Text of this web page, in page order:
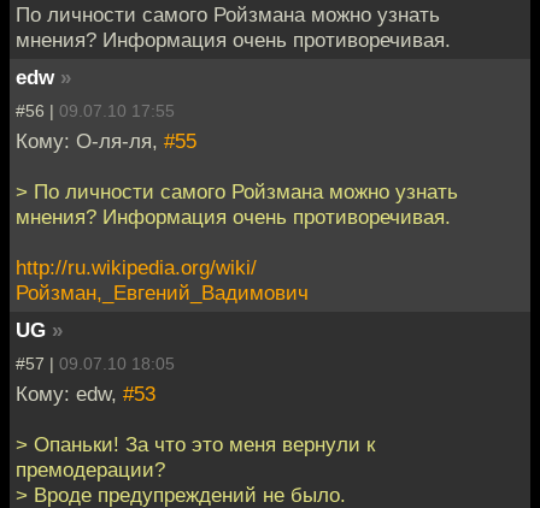
По личности самого Ройзмана можно узнать
мнения? Информация очень противоречивая.
edw »
#56 | 09.07.10 17:55
Кому: О-ля-ля, #55
> По личности самого Ройзмана можно узнать
мнения? Информация очень противоречивая.
http://ru.wikipedia.org/wiki/
Ройзман,_Евгений_Вадимович
UG »
#57 | 09.07.10 18:05
Кому: edw, #53
> Опаньки! За что это меня вернули к
премодерации?
> Вроде предупреждений не было.